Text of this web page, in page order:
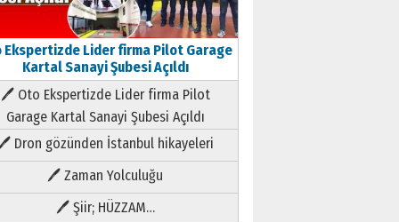
Ekspertizde Lider firma Pilot Garage
Kartal Sanayi Şubesi Açıldı
🖊 Oto Ekspertizde Lider firma Pilot
Garage Kartal Sanayi Şubesi Açıldı
Dron gözünden İstanbul hikayeleri
🖊 Zaman Yolculuğu
🖊 Şiir; HÜZZAM…